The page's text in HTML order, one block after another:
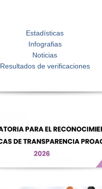
Estadísticas
Infografias
Noticias
Resultados de verificaciones